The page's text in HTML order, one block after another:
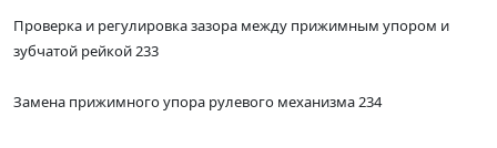
Проверка и регулировка зазора между прижимным упором и
зубчатой рейкой 233
Замена прижимного упора рулевого механизма 234